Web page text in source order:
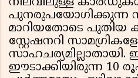
പുനരുപയോഗിക്കുന്ന
മാറിയതോടെ
സ്റ്റേഷനറി
ഈടാക്കിയിരുന്ന 10